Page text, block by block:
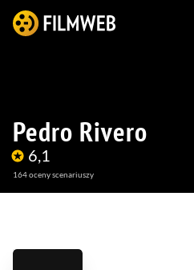
Pedro Rivero
6,1
164oceny scenariuszy